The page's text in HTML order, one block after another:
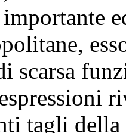
scarsa
della